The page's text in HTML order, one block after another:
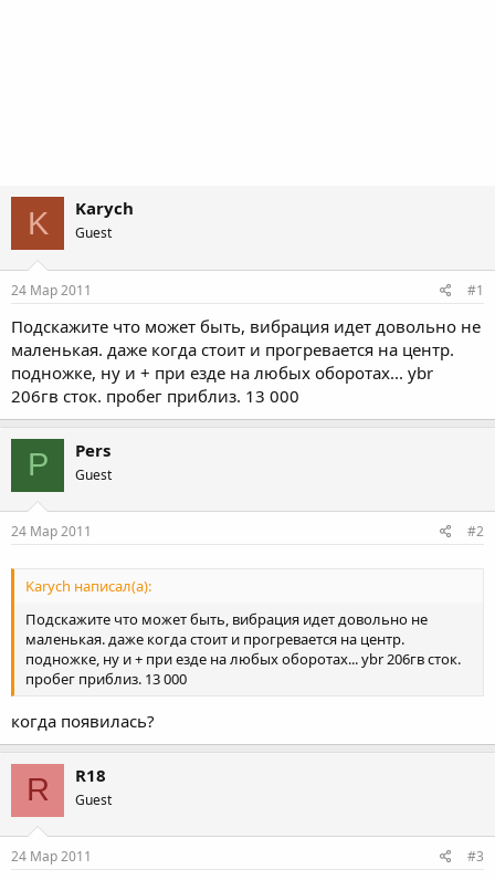
K Karych
Guest
24 Мар 2011 #1
Подскажите что может быть, вибрация идет довольно не
маленькая. даже когда стоит и прогревается на центр.
подножке, ну и + при езде на любых оборотах... ybr
206гв сток. пробег приблиз. 13 000
P Pers
Guest
24 Мар 2011 #2
Karych написал(а):
Подскажите что может быть, вибрация идет довольно не
маленькая. даже когда стоит и прогревается на центр.
подножке, ну и + при езде на любых оборотах... ybr 206гв сток.
пробег приблиз. 13 000
когда появилась?
R R18
Guest
24 Мар 2011 #3